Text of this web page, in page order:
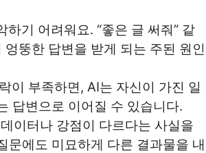
기 어려워요. “좋은 글 써줘” 같
뚱한 답변을 받게 되는 주된 원인
이 부족하면, AI는 자신이 가진 일
답변으로 이어질 수 있습니다.
이터나 강점이 다르다는 사실을
문에도 미묘하게 다른 결과물을 내